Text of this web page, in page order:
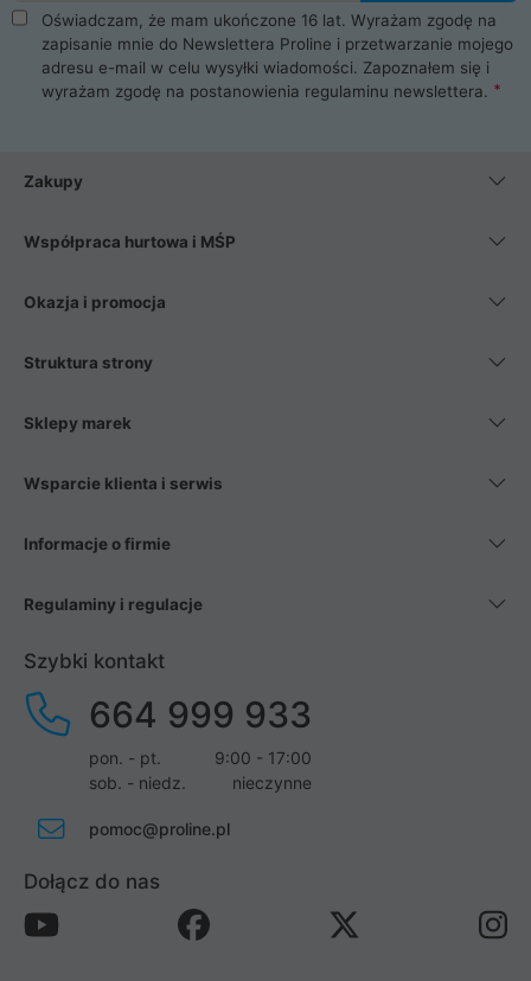
takie jak procesory, karty graficzne, płyty główne, pamięci,
dyski SSD, M.2 oraz HDD. Nasi pracownicy pomogą Ci wybrać
najlepszy zasilacz komputerowy oraz obudowę do komputera.
Poza komputerami mamy również najlepsze na rynku
Smartfony takich producentów jak Xiaomi, Apple, Samsung i
wentylatory. Na koniec mając już to wszystko, możesz
Oświadczam, że mam ukończone 16 lat. Wyrażam zgodę na
zapisanie mnie do Newslettera Proline i przetwarzanie mojego
adresu e-mail w celu wysyłki wiadomości. Zapoznałem się i
wyrażam zgodę na postanowienia regulaminu newslettera.
Zakupy
Współpraca hurtowa i MŚP
Okazja i promocja
Struktura strony
Sklepy marek
Wsparcie klienta i serwis
Informacje o firmie
Regulaminy i regulacje
Szybki kontakt
664 999 933
pon. - pt.
9:00 - 17:00
sob. - niedz.
nieczynne
pomoc@proline.pl
Dołącz do nas